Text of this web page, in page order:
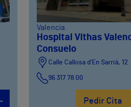
Valencia
Hospital Vithas
Consuelo
Calle Callosa d’En Sarrià, 12
96 317 78 00
Pedir Cita